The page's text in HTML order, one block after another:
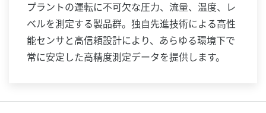
プラントの運転に不可欠な圧力、流量、温度、レ
ベルを測定する製品群。独自先進技術による高性
能センサと高信頼設計により、あらゆる環境下で
常に安定した高精度測定データを提供します。